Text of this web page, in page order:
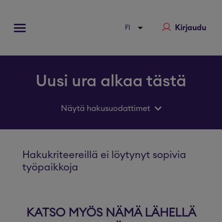
Kirjaudu
Uusi ura alkaa tästä
Näytä hakusuodattimet
Hakukriteereillä ei löytynyt sopivia
työpaikkoja
KATSO MYÖS NÄMÄ LÄHELLÄ